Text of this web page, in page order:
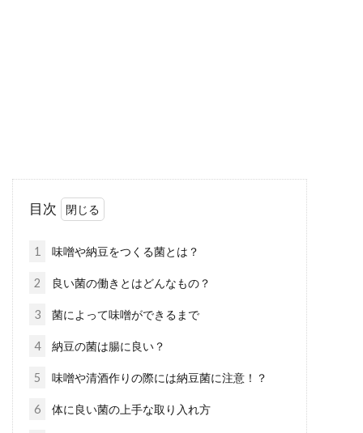
材に！？子供が喜ぶレシピ
子供の中には、「ピーマンが苦手」という子も
多いでしょう。しかし、ピーマンにはビタミン
Cなどの...
玄米と発芽玄米の違いは？発芽玄米
健康に気遣っている方で、白米を玄米にしてい
る！という方、いらっしゃいますよね。玄米
目次
1 味噌や納豆をつくる菌とは？
2 良い菌の働きとはどんなもの？
3 菌によって味噌ができるまで
4 納豆の菌は腸に良い？
5 味噌や清酒作りの際には納豆菌に注意！？
6 体に良い菌の上手な取り入れ方